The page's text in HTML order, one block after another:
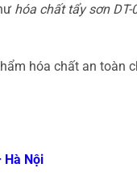
hóa chất tẩy sơn DT-
hóa chất an toàn
Hà Nội